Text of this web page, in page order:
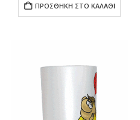
ΠΡΟΣΘΉΚΗ ΣΤΟ ΚΑΛΆΘΙ